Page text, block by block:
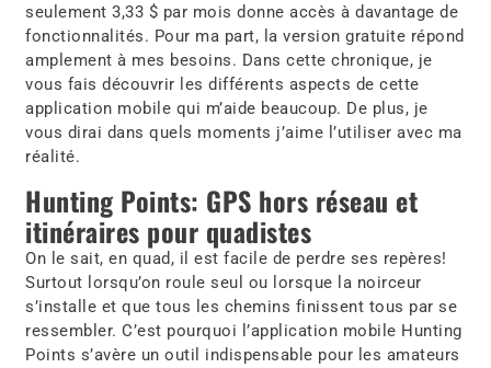
seulement 3,33 $ par mois donne accès à davantage de
fonctionnalités. Pour ma part, la version gratuite répond
amplement à mes besoins. Dans cette chronique, je
vous fais découvrir les différents aspects de cette
application mobile qui m’aide beaucoup. De plus, je
vous dirai dans quels moments j’aime l’utiliser avec ma
réalité.
Hunting Points: GPS hors réseau et
itinéraires pour quadistes
On le sait, en quad, il est facile de perdre ses repères!
Surtout lorsqu’on roule seul ou lorsque la noirceur
s’installe et que tous les chemins finissent tous par se
ressembler. C’est pourquoi l’application mobile Hunting
Points s’avère un outil indispensable pour les amateurs